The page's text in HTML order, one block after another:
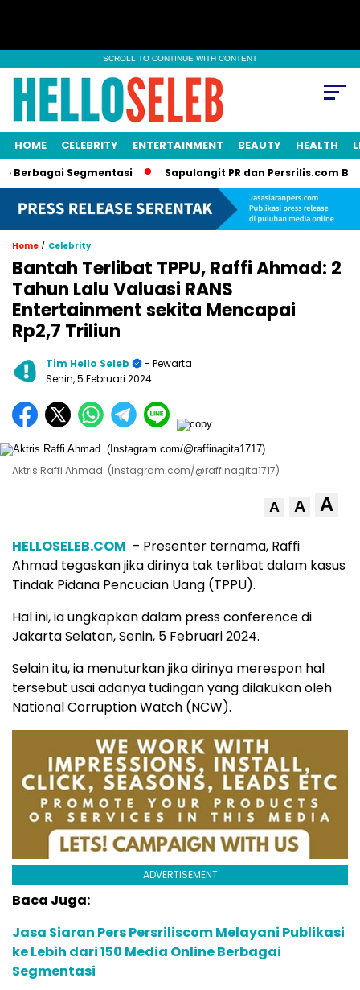
SCROLL TO CONTINUE WITH CONTENT
HOME CELEBRITY ENTERTAINMENT BEAUTY HEALTH
Segmentasi Sapulangit PR dan Persrilis.com Bisa
Home / Celebrity
Bantah Terlibat TPPU, Raffi Ahmad: 2
Tahun Lalu Valuasi RANS
Entertainment sekita Mencapai
Rp2,7 Triliun
Tim Hello Seleb
- Pewarta
Senin, 5 Februari 2024
Aktris Raffi Ahmad. (Instagram.com/@raffinagita1717)
A A A
HELLOSELEB.COM – Presenter ternama, Raffi
Ahmad tegaskan jika dirinya tak terlibat dalam kasus
Tindak Pidana Pencucian Uang (TPPU).
Hal ini, ia ungkapkan dalam press conference di
Jakarta Selatan, Senin, 5 Februari 2024.
Selain itu, ia menuturkan jika dirinya merespon hal
tersebut usai adanya tudingan yang dilakukan oleh
National Corruption Watch (NCW).
ADVERTISEMENT
Baca Juga:
Jasa Siaran Pers Persriliscom Melayani Publikasi
ke Lebih dari 150 Media Online Berbagai
Segmentasi